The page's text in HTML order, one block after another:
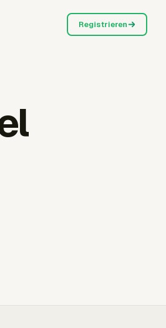
Registrieren